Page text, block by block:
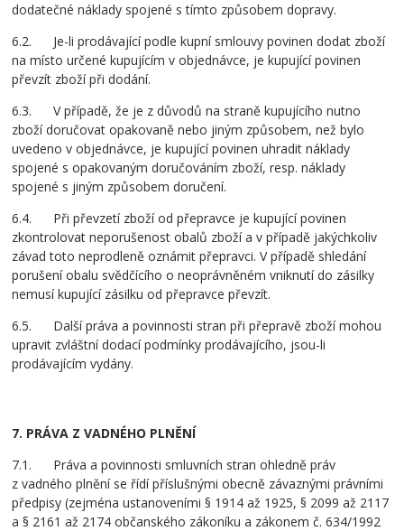
dodatečné náklady spojené s tímto způsobem dopravy.
6.2. Je-li prodávající podle kupní smlouvy povinen dodat zboží
na místo určené kupujícím v objednávce, je kupující povinen
převzít zboží při dodání.
6.3. V případě, že je z důvodů na straně kupujícího nutno
zboží doručovat opakovaně nebo jiným způsobem, než bylo
uvedeno v objednávce, je kupující povinen uhradit náklady
spojené s opakovaným doručováním zboží, resp. náklady
spojené s jiným způsobem doručení.
6.4. Při převzetí zboží od přepravce je kupující povinen
zkontrolovat neporušenost obalů zboží a v případě jakýchkoliv
závad toto neprodleně oznámit přepravci. V případě shledání
porušení obalu svědčícího o neoprávněném vniknutí do zásilky
nemusí kupující zásilku od přepravce převzít.
6.5. Další práva a povinnosti stran při přepravě zboží mohou
upravit zvláštní dodací podmínky prodávajícího, jsou-li
prodávajícím vydány.
7. PRÁVA Z VADNÉHO PLNĚNÍ
7.1. Práva a povinnosti smluvních stran ohledně práv
z vadného plnění se řídí příslušnými obecně závaznými právními
předpisy (zejména ustanoveními § 1914 až 1925, § 2099 až 2117
a § 2161 až 2174 občanského zákoníku a zákonem č. 634/1992